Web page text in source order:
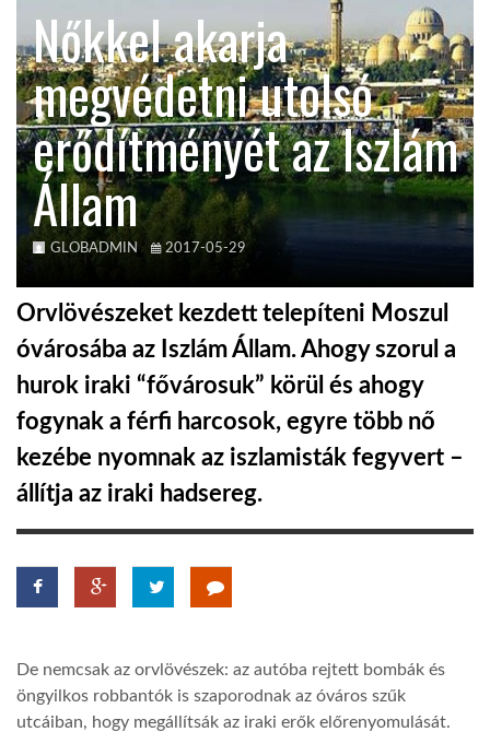
KÖZEL-KELET
AUSZTRÁLIA
A VILÁG ITTHON
HÍR3D
GLOBOTV
AFRIKA TUDÁSTÁR
Nőkkel akarja
megvédetni utolsó
erődítményét az Iszlám
Állam
GLOBADMIN 2017-05-29
Orvlövészeket kezdett telepíteni Moszul
óvárosába az Iszlám Állam. Ahogy szorul a
hurok iraki “fővárosuk” körül és ahogy
fogynak a férfi harcosok, egyre több nő
kezébe nyomnak az iszlamisták fegyvert –
állítja az iraki hadsereg.
De nemcsak az orvlövészek: az autóba rejtett bombák és
öngyilkos robbantók is szaporodnak az óváros szűk
utcáiban, hogy megállítsák az iraki erők előrenyomulását.